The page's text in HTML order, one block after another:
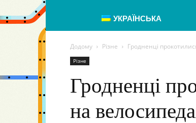
УКРАЇНСЬКА
Додому Різне Гродненці
Різне
Гродненці
на